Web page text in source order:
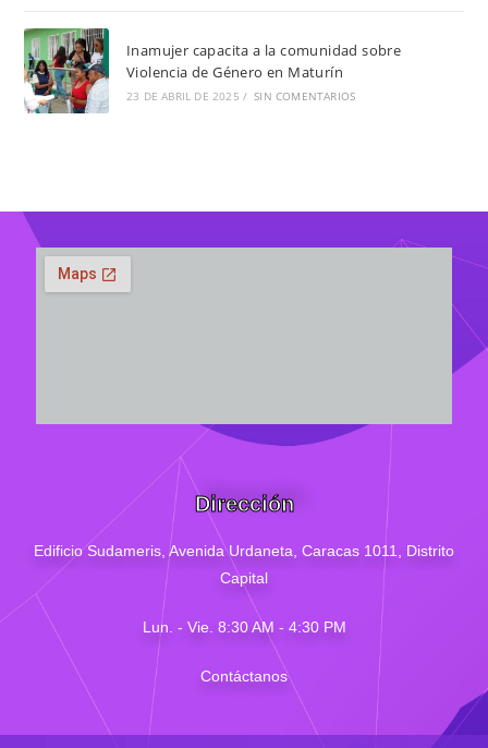
Inamujer capacita a la comunidad sobre
Violencia de Género en Maturín
23 DE ABRIL DE 2025 / SIN COMENTARIOS
Dirección
Edificio Sudameris, Avenida Urdaneta, Caracas 1011, Distrito
Capital
Lun. - Vie. 8:30 AM - 4:30 PM
Contáctanos